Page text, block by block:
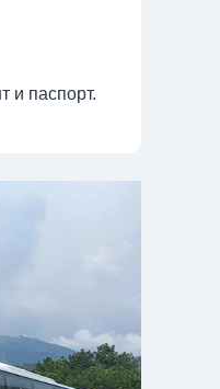
и паспорт.